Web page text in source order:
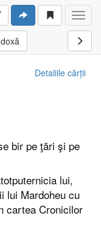
Detaliile cărții
bir pe ţări şi pe
lui,
lui Mardoheu cu
cartea Cronicilor